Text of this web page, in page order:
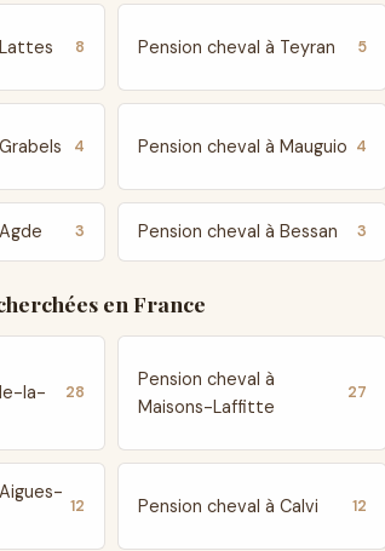
8 Pension cheval à Teyran 5
4 Pension cheval à Mauguio 4
3 Pension cheval à Bessan 3
en France
la-
28
Pension cheval à
Maisons-Laffitte
27
12 Pension cheval à Calvi 12